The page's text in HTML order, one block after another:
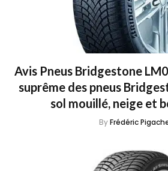
Avis Pneus Bridgestone
suprême des pneus
sol mouillé, neige et
ByFrédéric